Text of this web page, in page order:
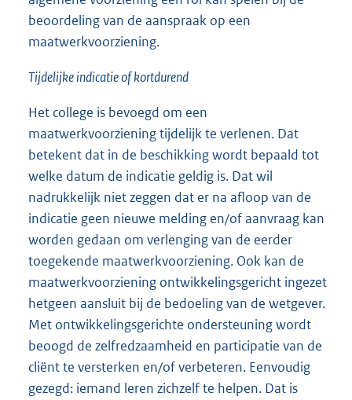
beoordeling van de aanspraak op een
maatwerkvoorziening.
Tijdelijke indicatie of kortdurend
Het college is bevoegd om een
maatwerkvoorziening tijdelijk te verlenen. Dat
betekent dat in de beschikking wordt bepaald tot
welke datum de indicatie geldig is. Dat wil
nadrukkelijk niet zeggen dat er na afloop van de
indicatie geen nieuwe melding en/of aanvraag kan
worden gedaan om verlenging van de eerder
toegekende maatwerkvoorziening. Ook kan de
maatwerkvoorziening ontwikkelingsgericht ingezet
hetgeen aansluit bij de bedoeling van de wetgever.
Met ontwikkelingsgerichte ondersteuning wordt
beoogd de zelfredzaamheid en participatie van de
cliënt te versterken en/of verbeteren. Eenvoudig
gezegd: iemand leren zichzelf te helpen. Dat is